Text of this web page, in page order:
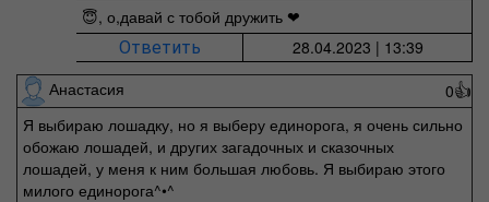
😇, о,давай с тобой дружить ❤
Ответить
28.04.2023 | 13:39
Анастасия
0👍
Я выбираю лошадку, но я выберу единорога, я очень сильно
обожаю лошадей, и других загадочных и сказочных
лошадей, у меня к ним большая любовь. Я выбираю этого
милого единорога^•^